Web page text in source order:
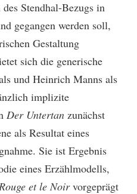
Stendhal-Bezugs in
gegangen werden soll,
Gestaltung
sich die generische
und Heinrich Manns als
implizite
Der Untertan zunächst
als Resultat eines
Sie ist Ergebnis
eines Erzählmodells,
et le Noirvorgeprägt